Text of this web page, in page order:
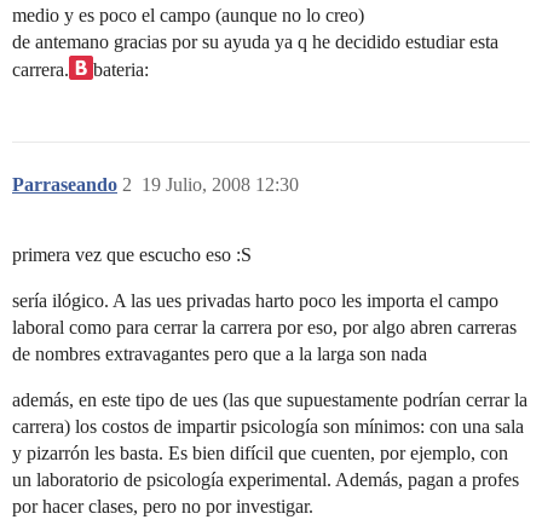
medio y es poco el campo (aunque no lo creo)
de antemano gracias por su ayuda ya q he decidido estudiar esta
carrera.
bateria:
Parraseando 19 Julio, 2008 12:30
2
primera vez que escucho eso :S
sería ilógico. A las ues privadas harto poco les importa el campo
laboral como para cerrar la carrera por eso, por algo abren carreras
de nombres extravagantes pero que a la larga son nada
además, en este tipo de ues (las que supuestamente podrían cerrar la
carrera) los costos de impartir psicología son mínimos: con una sala
y pizarrón les basta. Es bien difícil que cuenten, por ejemplo, con
un laboratorio de psicología experimental. Además, pagan a profes
por hacer clases, pero no por investigar.